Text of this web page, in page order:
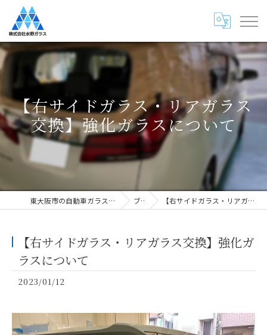
【右サイドガラス・リアガラス
交換】強化ガラスについて
東大阪市の自動車ガラス専門店・株式会社水野ガラス ブログ 【右サイドガラス・リアガラス交換】強化ガラスについて
【右サイドガラス・リアガラス交換】強化ガ
ラスについて
2023/01/12